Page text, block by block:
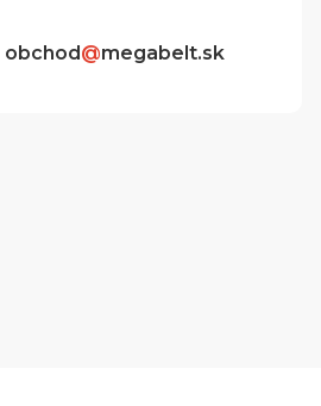
obchod@megabelt.sk